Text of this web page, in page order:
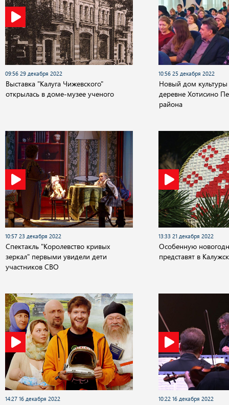
09:56 29 декабря 2022
Выставка "Калуга Чижевского"
открылась в доме-музее ученого
10:56 25 декабря 2022
Новый дом культуры
деревне Хотисино
района
10:57 23 декабря 2022
Спектакль "Королевство кривых
зеркал" первыми увидели дети
участников СВО
13:33 21 декабря 2022
Особенную
представят в
14:27 16 декабря 2022 10:22 16 декабря 2022